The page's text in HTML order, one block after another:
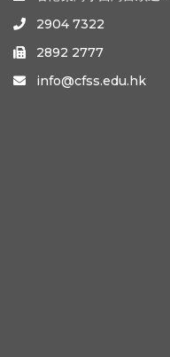
 2904 7322
 2892 2777
 info@cfss.edu.hk